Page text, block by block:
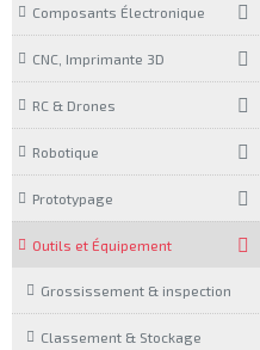
Composants Électronique
CNC, Imprimante 3D
RC & Drones
Robotique
Prototypage
Outils et Équipement
Grossissement & inspection
Classement & Stockage